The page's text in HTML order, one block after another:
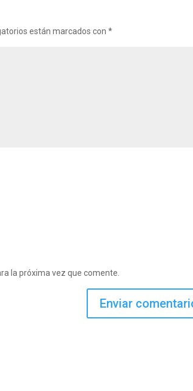
están marcados con*
la próxima vez que comente.